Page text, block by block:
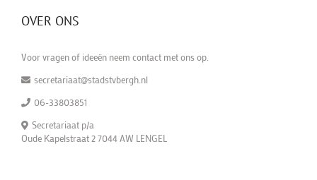
OVER ONS
Voor vragen of ideeën neem contact met ons op.
secretariaat@stadstvbergh.nl
06-33803851
Secretariaat p/a
Oude Kapelstraat 2 7044 AW LENGEL